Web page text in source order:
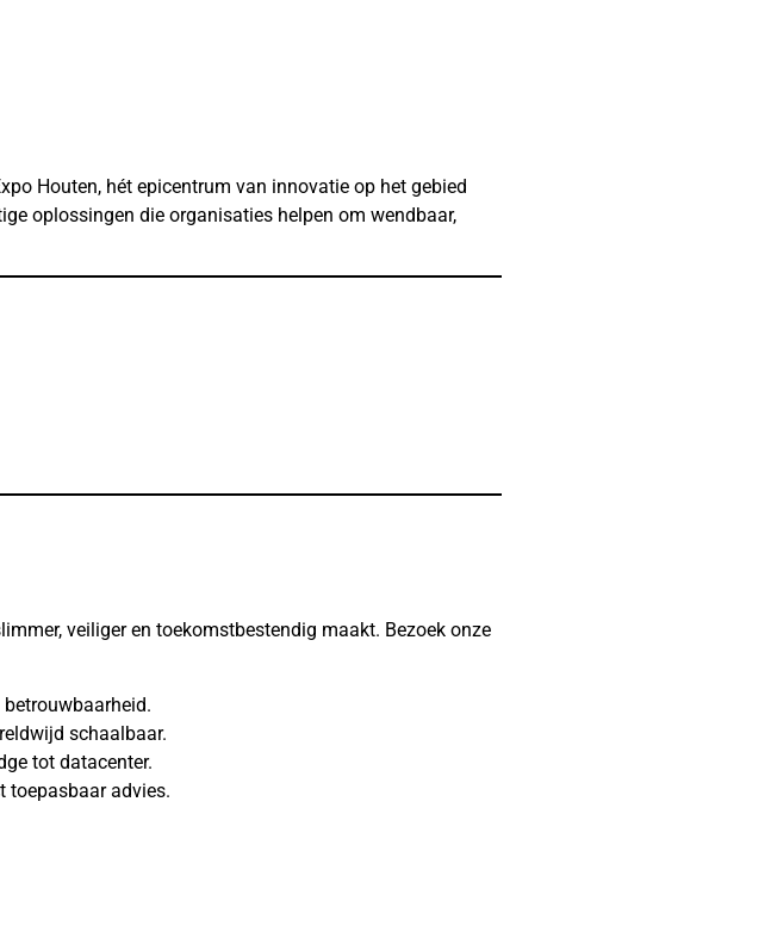
Houten, hét epicentrum van innovatie op het gebied
oplossingen die organisaties helpen om wendbaar,
veiliger en toekomstbestendig maakt. Bezoek onze
schaalbaar.
tot datacenter.
toepasbaar advies.